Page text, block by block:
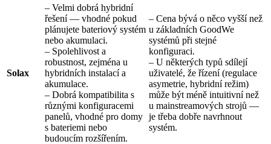
Solax
– Velmi dobrá hybridní
řešení — vhodné pokud
plánujete bateriový systém
nebo akumulaci.
– Spolehlivost a
robustnost, zejména u
hybridních instalací a
akumulace.
– Dobrá kompatibilita s
různými konfiguracemi
panelů, vhodné pro domy
s bateriemi nebo
budoucím rozšířením.
– Cena bývá o něco vyšší než
u základních GoodWe
systémů při stejné
konfiguraci.
– U některých typů sdílejí
uživatelé, že řízení (regulace
asymetrie, hybridní režim)
může být méně intuitivní než
u mainstreamových strojů —
je třeba dobře navrhnout
systém.